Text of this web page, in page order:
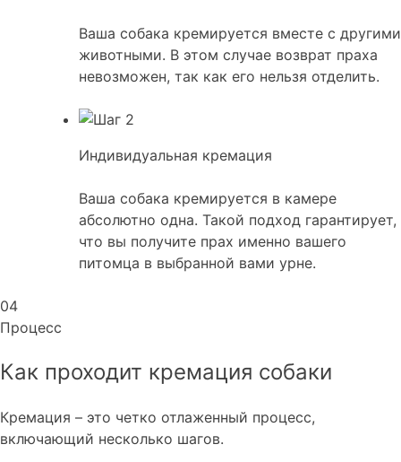
Ваша собака кремируется вместе с другими
животными. В этом случае возврат праха
невозможен, так как его нельзя отделить.
Индивидуальная кремация
Ваша собака кремируется в камере
абсолютно одна. Такой подход гарантирует,
что вы получите прах именно вашего
питомца в выбранной вами урне.
04
Процесс
Как проходит кремация собаки
Кремация – это четко отлаженный процесс,
включающий несколько шагов.